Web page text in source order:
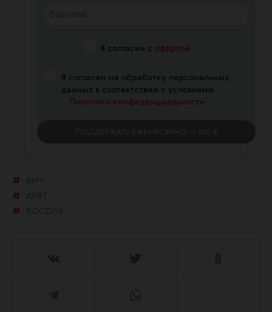
Я согласен с офертой
Я согласен на обработку персональных
данных в соответствии с условиями
Политики конфиденциальности